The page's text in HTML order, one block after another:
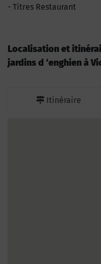
Titres Restaurant
Localisation et
jardins d ‘enghien à
Itinéraire